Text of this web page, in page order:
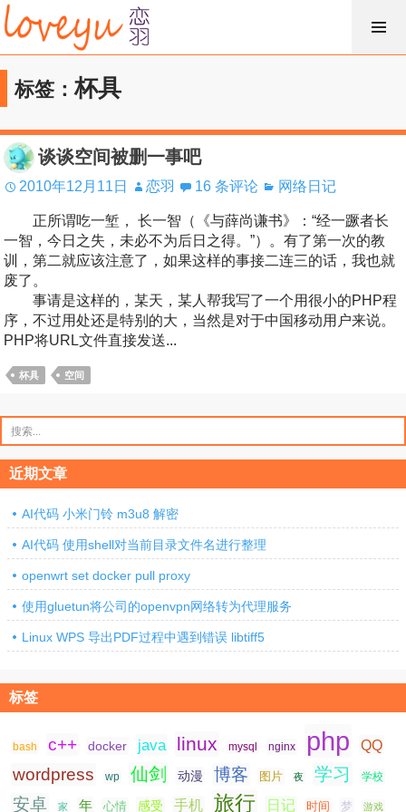
跳
过
内
容标签：杯具
谈谈空间被删一事吧
2010年12月11日 恋羽 16 条评论 网络日记
正所谓吃一堑， 长一智（《与薛尚谦书》：“经一蹶者长
一智，今日之失，未必不为后日之得。”）。有了第一次的教
训，第二就应该注意了，如果这样的事接二连三的话，我也就
废了。
事请是这样的，某天，某人帮我写了一个用很小的PHP程
序，不过用处还是特别的大，当然是对于中国移动用户来说。
PHP将URL文件直接发送...
杯具 空间
索：
近期文章
AI代码 小米门铃 m3u8 解密
AI代码 使用shell对当前目录文件名进行整理
openwrt set docker pull proxy
使用gluetun将公司的openvpn网络转为代理服务
Linux WPS 导出PDF过程中遇到错误 libtiff5
标签
bash c++ docker java linux mysql nginx php QQ
wordpress wp 仙剑 动漫 博客 图片 夜 学习 学校
安卓 家 年 心情 感受 手机 旅行 日记 时间 梦 游戏